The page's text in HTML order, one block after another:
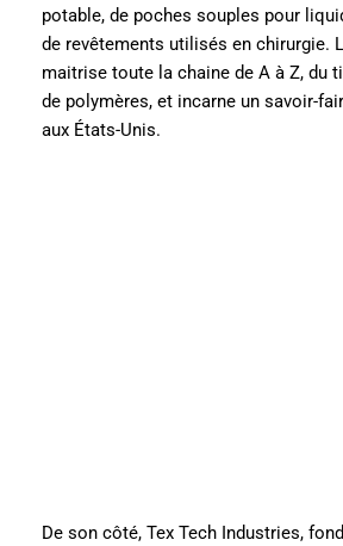
potable, de poches souples pour
de revêtements utilisés en chirurgie.
maitrise toute la chaine de A à Z, du
de polymères, et incarne un savoir-
aux États-Unis.
De son côté, Tex Tech Industries,